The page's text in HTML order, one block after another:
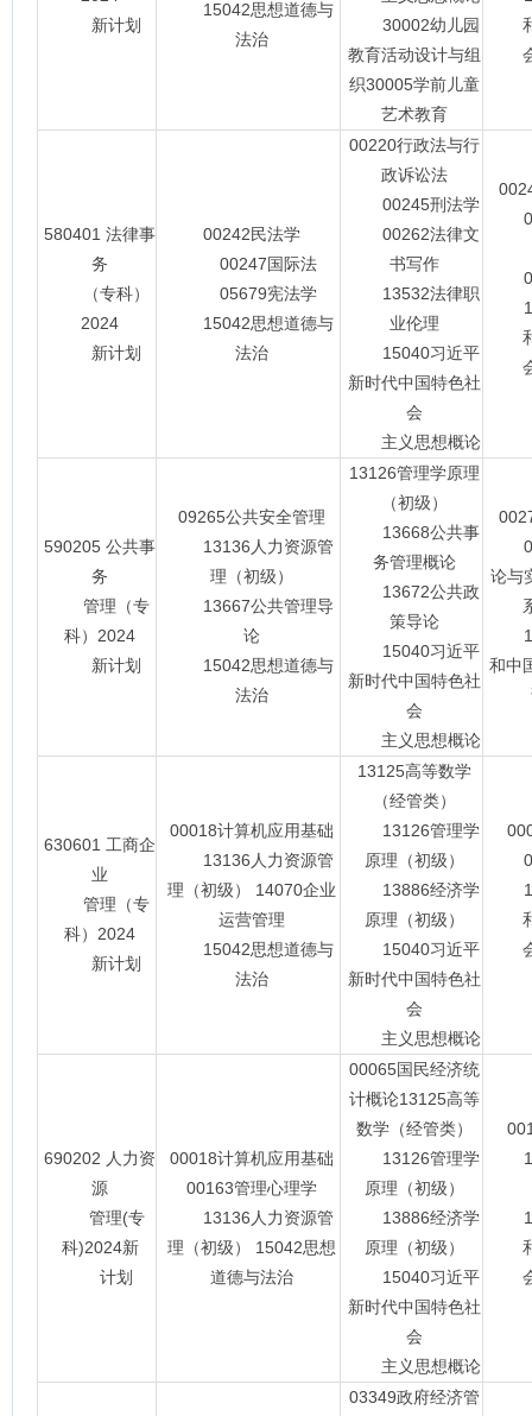
新计划
15042思想道德与
法治
30002幼儿园
教育活动设计与组
织30005学前儿童
艺术教育
会
580401 法律事
务
（专科）
2024
新计划
00242民法学
00247国际法
05679宪法学
15042思想道德与
法治
00220行政法与行
政诉讼法
00245刑法学
00262法律文
书写作
13532法律职
业伦理
15040习近平
新时代中国特色社
会
主义思想概论
会
590205 公共事
务
管理（专
科）2024
新计划
09265公共安全管理
13136人力资源管
理（初级）
13667公共管理导
论
15042思想道德与
法治
13126管理学原理
（初级）
13668公共事
务管理概论
13672公共政
策导论
15040习近平
新时代中国特色社
会
主义思想概论
论与
和中
630601 工商企
业
管理（专
科）2024
新计划
00018计算机应用基础
13136人力资源管
理（初级） 14070企业
运营管理
15042思想道德与
法治
13125高等数学
（经管类）
13126管理学
原理（初级）
13886经济学
原理（初级）
15040习近平
新时代中国特色社
会
主义思想概论
会
690202 人力资
源
管理(专
科)2024新
计划
00018计算机应用基础
00163管理心理学
13136人力资源管
理（初级） 15042思想
道德与法治
00065国民经济统
计概论13125高等
数学（经管类）
13126管理学
原理（初级）
13886经济学
原理（初级）
15040习近平
新时代中国特色社
会
主义思想概论
会
03349政府经济管